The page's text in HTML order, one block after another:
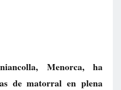
Menorca, ha
de matorral en plena